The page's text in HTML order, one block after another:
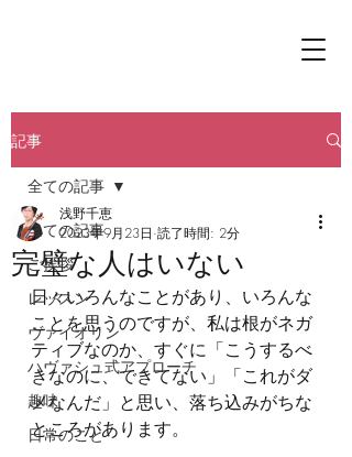
記事
全ての記事
ご挨拶
レッスン
ヴァイオリン
ハヴァシュ式アプローチ
趣味
日常のこと
全ての記事
完璧な人はいない
浅野千恵
2023年9月23日 読了時間: 2分
日々いろんなことがあり、いろんな
ことを思うのですが、私は根がネガ
ティブなのか、すぐに「こうするべ
きなのに、できてない」「これがダ
メなんだ」と思い、落ち込みがちな
ところがあります。